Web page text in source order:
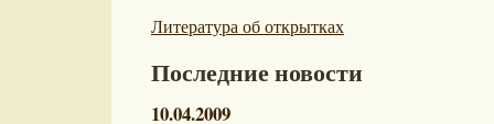
Литература об открытках
Последние новости
10.04.2009